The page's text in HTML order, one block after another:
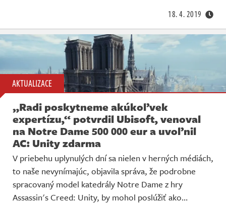
18. 4. 2019
AKTUALIZACE
„Radi poskytneme akúkoľvek
expertízu,“ potvrdil Ubisoft, venoval
na Notre Dame 500 000 eur a uvoľnil
AC: Unity zdarma
V priebehu uplynulých dní sa nielen v herných médiách,
to naše nevynímajúc, objavila správa, že podrobne
spracovaný model katedrály Notre Dame z hry
Assassin's Creed: Unity, by mohol poslúžiť ako…